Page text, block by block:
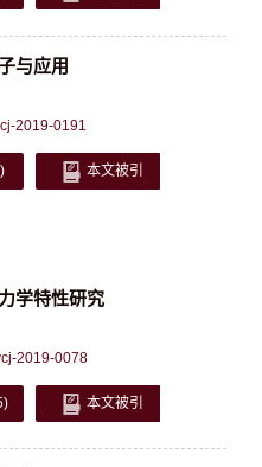
与应用
2019-0191
本文被引
学特性研究
2019-0078
本文被引